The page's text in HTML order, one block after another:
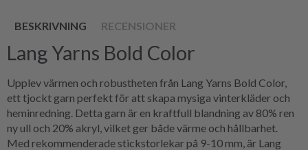
BESKRIVNING RECENSIONER
Lang Yarns Bold Color
Upplev värmen och robustheten från Lang Yarns Bold Color,
ett tjockt garn perfekt för att skapa mysiga vinterkläder och
heminredning. Detta garn är en kraftfull blandning av 80% ren
ny ull och 20% akryl, vilket ger både värme och hållbarhet.
Med rekommenderade stickstorlekar på 9-10 mm, är Lang